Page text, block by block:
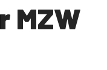
MZW